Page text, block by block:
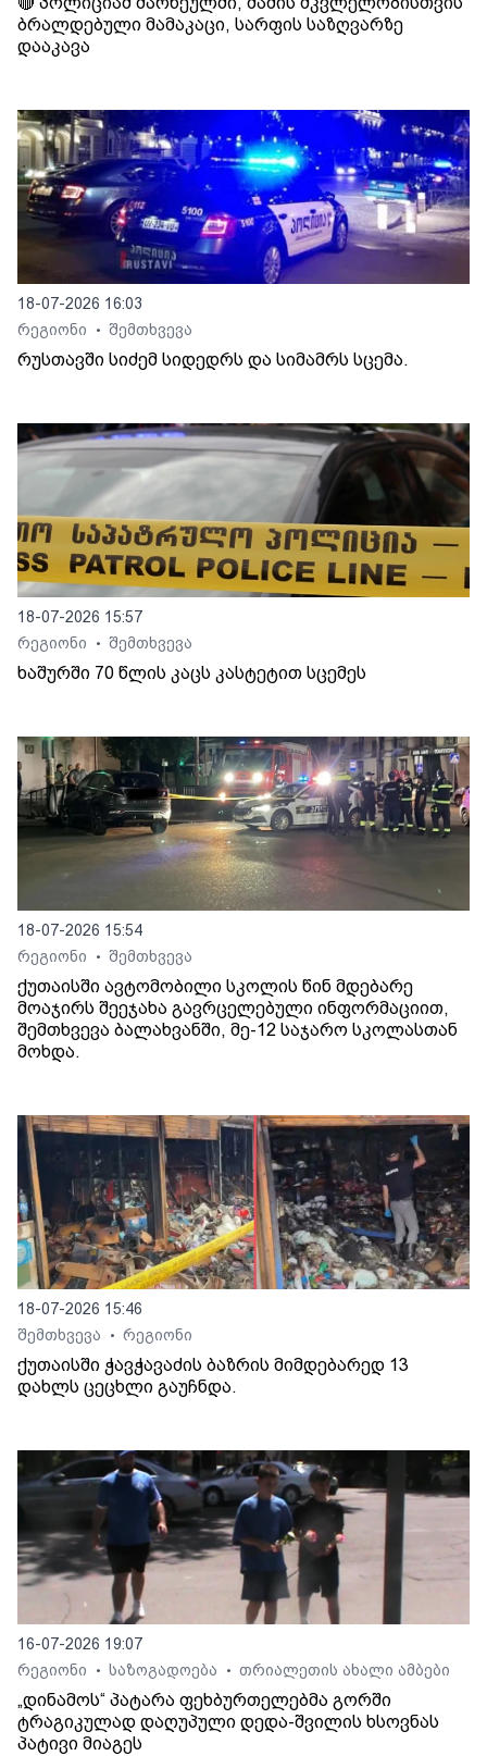
ბრალდებული მამაკაცი, სარფის საზღვარზე
დააკავა
18-07-2026 16:03
რეგიონი
• შემთხვევა
რუსთავში სიძემ სიდედრს და სიმამრს სცემა.
18-07-2026 15:57
რეგიონი
• შემთხვევა
ხაშურში 70 წლის კაცს კასტეტით სცემეს
18-07-2026 15:54
რეგიონი
• შემთხვევა
ქუთაისში ავტომობილი სკოლის წინ მდებარე
მოაჯირს შეეჯახა გავრცელებული ინფორმაციით,
შემთხვევა ბალახვანში, მე-12 საჯარო სკოლასთან
მოხდა.
18-07-2026 15:46
შემთხვევა
• რეგიონი
ქუთაისში ჭავჭავაძის ბაზრის მიმდებარედ 13
დახლს ცეცხლი გაუჩნდა.
16-07-2026 19:07
რეგიონი
• საზოგადოება • თრიალეთის ახალი ამბები
„დინამოს“ პატარა ფეხბურთელებმა გორში
ტრაგიკულად დაღუპული დედა-შვილის ხსოვნას
პატივი მიაგეს